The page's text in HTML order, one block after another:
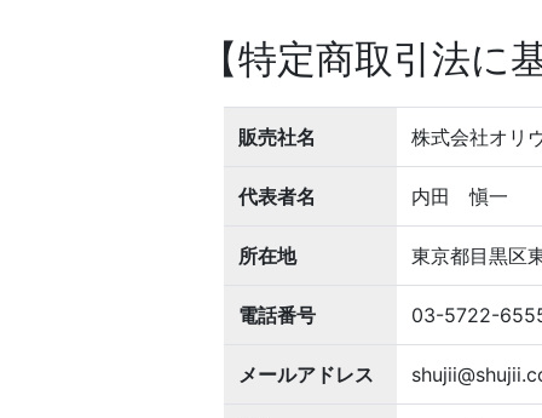
【特定商取引法に
販売社名 株式会社オリ
代表者名 内田 愼一
所在地 東京都目黒区
電話番号 03-5722-
メールアドレス